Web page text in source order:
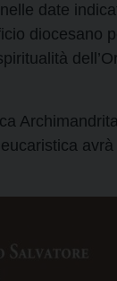
date
diocesano